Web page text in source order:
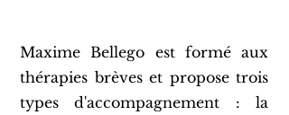
Maxime Bellego est formé aux
thérapies brèves et propose trois
types d'accompagnement : la